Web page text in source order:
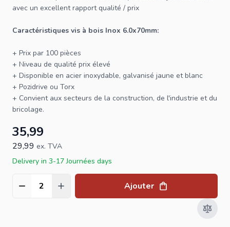
avec un excellent rapport qualité / prix
Caractéristiques vis à bois Inox 6.0x70mm:
+ Prix par 100 pièces
+ Niveau de qualité prix élevé
+ Disponible en acier inoxydable, galvanisé jaune et blanc
+ Pozidrive ou Torx
+ Convient aux secteurs de la construction, de l'industrie et du
bricolage.
35,99
29,99 ex. TVA
Delivery in 3-17 Journées days
Quantité Ajouter